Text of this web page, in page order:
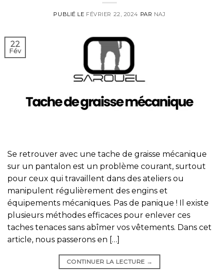
PUBLIÉ LE FÉVRIER 22, 2024 PAR NAJ
22
Fév
Se retrouver avec une tache de graisse mécanique
sur un pantalon est un problème courant, surtout
pour ceux qui travaillent dans des ateliers ou
manipulent régulièrement des engins et
équipements mécaniques. Pas de panique ! Il existe
plusieurs méthodes efficaces pour enlever ces
taches tenaces sans abîmer vos vêtements. Dans cet
article, nous passerons en […]
CONTINUER LA LECTURE →